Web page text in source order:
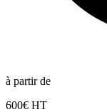
à partir de
600€ HT